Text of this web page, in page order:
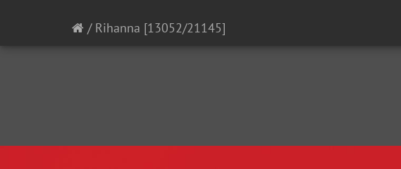
/ Rihanna [13052/21145]